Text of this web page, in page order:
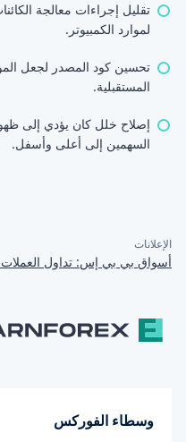
تقليل إجراءات معالجة
لموارد الكمبيوتر.
تحسين كود المصدر لجعل
المستقبلية.
إصلاح خلل كان يؤدي إلى
السهمين إلى أعلى وأسفل.
الإعلانات
أسواق بي بي إس: تداول العملات
وسطاء الفوركس